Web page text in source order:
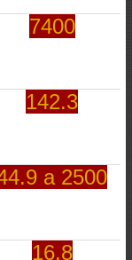
7400
142.3
a 2500
16.8